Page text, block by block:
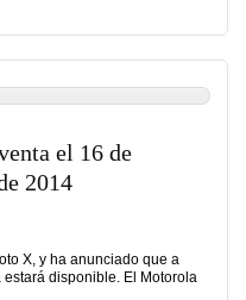
el 16 de
2014
X, y ha anunciado que a
disponible. El Motorola